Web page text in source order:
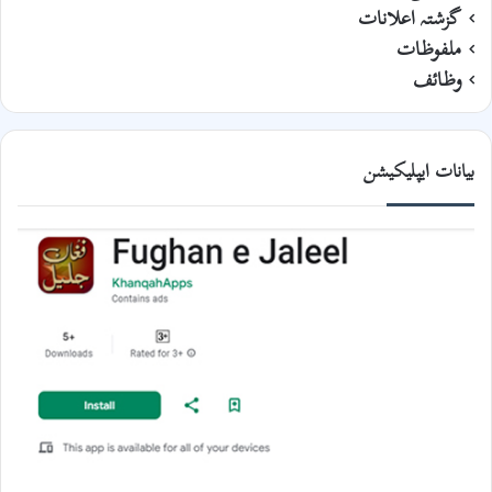
گزشتہ اعلانات
ملفوظات
وظائف
بیانات ایپلیکیشن